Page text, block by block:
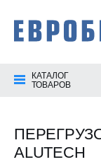
КАТАЛОГ
ТОВАРОВ
ALUTECH